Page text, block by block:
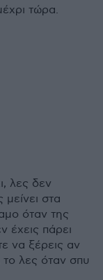
τώρα.
λες δεν
στα
όταν της
έχεις πάρει
να ξέρεις αν
το λες όταν σπυ